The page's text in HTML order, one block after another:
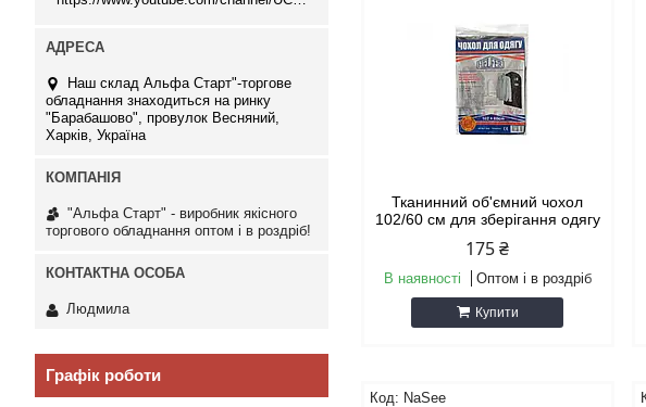
Тканинний об'ємний чохол
102/60 см для зберігання одягу
175 ₴
В наявності Оптом і в роздріб
Купити
NaSee
Наш склад Альфа Старт"-торгове
обладнання знаходиться на ринку
"Барабашово", провулок Весняний,
Харків, Україна
"Альфа Старт" - виробник якісного
торгового обладнання оптом і в роздріб!
Людмила
Графік роботи